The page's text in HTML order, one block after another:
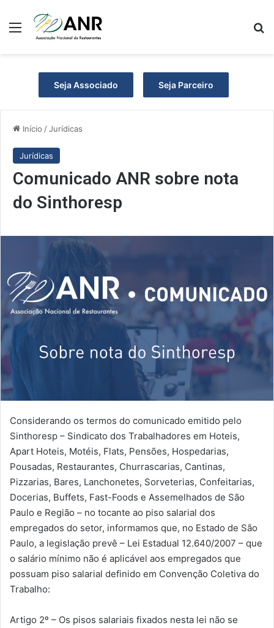
Menu
Seja Associado Seja Parceiro
Início /Jurídicas
Jurídicas
Comunicado ANR sobre nota
do Sinthoresp
Considerando os termos do comunicado emitido pelo
Sinthoresp – Sindicato dos Trabalhadores em Hoteis,
Apart Hoteis, Motéis, Flats, Pensões, Hospedarias,
Pousadas, Restaurantes, Churrascarias, Cantinas,
Pizzarias, Bares, Lanchonetes, Sorveterias, Confeitarias,
Docerias, Buffets, Fast-Foods e Assemelhados de São
Paulo e Região – no tocante ao piso salarial dos
empregados do setor, informamos que, no Estado de São
Paulo, a legislação prevê – Lei Estadual 12.640/2007 – que
o salário mínimo não é aplicável aos empregados que
possuam piso salarial definido em Convenção Coletiva do
Trabalho:
Artigo 2º – Os pisos salariais fixados nesta lei não se